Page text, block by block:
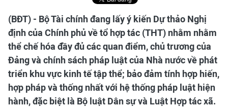
(BĐT) - Bộ Tài chính đang lấy ý kiến Dự thảo Nghị
định của Chính phủ về tổ hợp tác (THT) nhằm nhằm
thể chế hóa đầy đủ các quan điểm, chủ trương của
Đảng và chính sách pháp luật của Nhà nước về phát
triển khu vực kinh tế tập thể; bảo đảm tính hợp hiến,
hợp pháp và thống nhất với hệ thống pháp luật hiện
hành, đặc biệt là Bộ luật Dân sự và Luật Hợp tác xã.